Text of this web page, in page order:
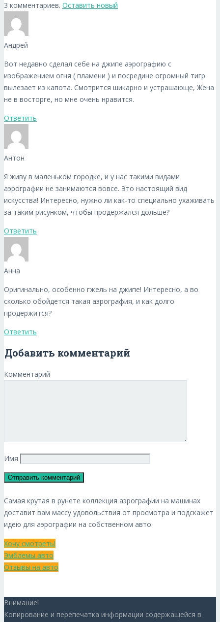
3 комментариев. Оставить новый
Андрей
Вот недавно сделал себе на джипе аэрографию с
изображением огня ( пламени ) и посредине огромный тигр
вылезает из капота. Смотрится шикарно и устрашающе, Жена
не в восторге, но мне очень нравится.
Ответить
Антон
Я живу в маленьком городке, и у нас такими видами
аэрографии не занимаются вовсе. Это настоящий вид
искусства! Интересно, нужно ли как-то специально ухаживать
за таким рисунком, чтобы продержался дольше?
Ответить
Анна
Оригинально, особенно гжель на джипе! Интересно, а во
сколько обойдется такая аэрография, и как долго
продержится?
Ответить
Добавить комментарий
Комментарий
Имя
Самая крутая в рунете коллекция аэрографии на машинах
доставит вам массу удовольствия от просмотра и подскажет
идею для аэрографии на собственном авто.
Хочу смотреть!
Эмблемы авто
Отзывы на авто
Внимание!
Копирование и перепечатка информации содержащейся в